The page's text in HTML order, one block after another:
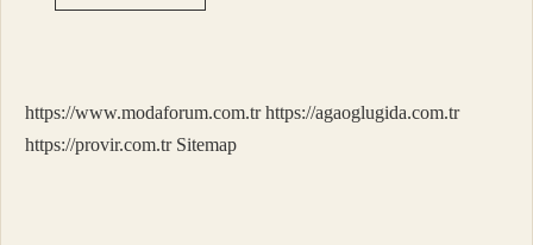
Eti
https://www.modaforum.com.tr https://agaoglugida.com.tr
https://provir.com.tr Sitemap